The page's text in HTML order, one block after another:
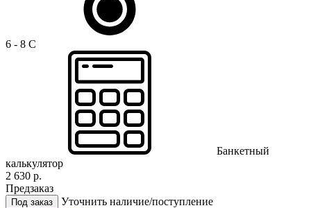
6 - 8 C
Банкетный
калькулятор
2 630 р.
Предзаказ
Под заказ
Уточнить наличие/поступление